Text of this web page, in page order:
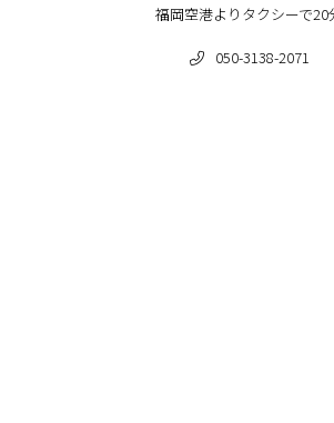
福岡空港よりタクシーで20
050-3138-2071